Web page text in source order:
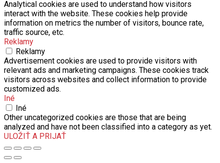
Analytical cookies are used to understand how visitors
interact with the website. These cookies help provide
information on metrics the number of visitors, bounce rate,
traffic source, etc.
Reklamy
Reklamy
Advertisement cookies are used to provide visitors with
relevant ads and marketing campaigns. These cookies track
visitors across websites and collect information to provide
customized ads.
Iné
Iné
Other uncategorized cookies are those that are being
analyzed and have not been classified into a category as yet.
ULOŽIŤ A PRIJAŤ